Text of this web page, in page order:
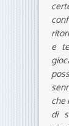
e
che
di